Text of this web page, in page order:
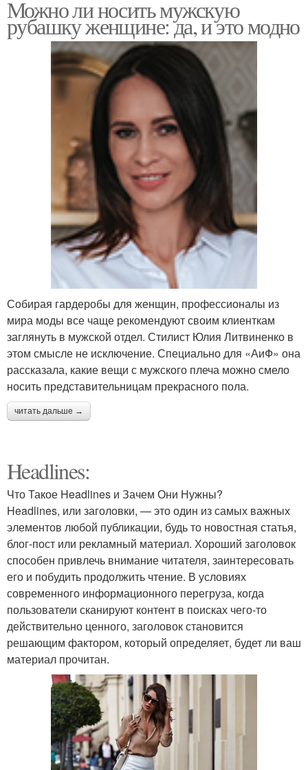
Можно ли носить мужскую
рубашку женщине: да, и это модно
Собирая гардеробы для женщин, профессионалы из
мира моды все чаще рекомендуют своим клиенткам
заглянуть в мужской отдел. Стилист Юлия Литвиненко в
этом смысле не исключение. Специально для «АиФ» она
рассказала, какие вещи с мужского плеча можно смело
носить представительницам прекрасного пола.
читать дальше →
Headlines:
Что Такое Headlines и Зачем Они Нужны?
Headlines, или заголовки, — это один из самых важных
элементов любой публикации, будь то новостная статья,
блог-пост или рекламный материал. Хороший заголовок
способен привлечь внимание читателя, заинтересовать
его и побудить продолжить чтение. В условиях
современного информационного перегруза, когда
пользователи сканируют контент в поисках чего-то
действительно ценного, заголовок становится
решающим фактором, который определяет, будет ли ваш
материал прочитан.